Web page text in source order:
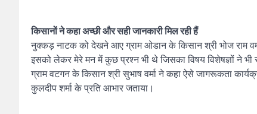
किसानों ने कहा अच्छी और सही जानकारी मिल रही हैं
नुक्कड़ नाटक को देखने आए ग्राम ओडान के किसान श्री भोज राम
इसको लेकर मेरे मन में कुछ प्रश्न भी थे जिसका विषय विशेषज्ञों ने भी
ग्राम वटगन के किसान श्री सुभाष वर्मा ने कहा ऐसे जागरूकता
कुलदीप शर्मा के प्रति आभार जताया।